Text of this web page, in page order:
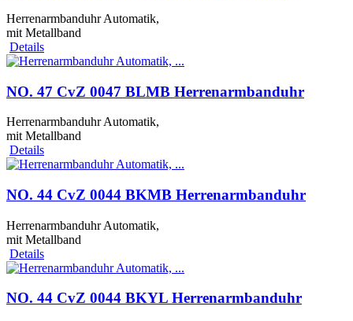
Herrenarmbanduhr Automatik,
mit Metallband
Details
NO. 47 CvZ 0047 BLMB Herrenarmbanduhr
Herrenarmbanduhr Automatik,
mit Metallband
Details
NO. 44 CvZ 0044 BKMB Herrenarmbanduhr
Herrenarmbanduhr Automatik,
mit Metallband
Details
NO. 44 CvZ 0044 BKYL Herrenarmbanduhr